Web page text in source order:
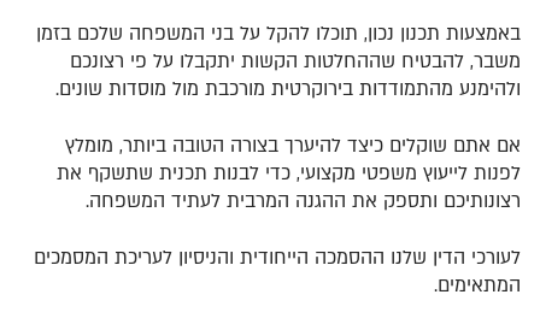
באמצעות תכנון נכון, תוכלו להקל על בני המשפחה שלכם בזמן
משבר, להבטיח שההחלטות הקשות יתקבלו על פי רצונכם
ולהימנע מהתמודדות בירוקרטית מורכבת מול מוסדות שונים.
אם אתם שוקלים כיצד להיערך בצורה הטובה ביותר, מומלץ
לפנות לייעוץ משפטי מקצועי, כדי לבנות תכנית שתשקף את
רצונותיכם ותספק את ההגנה המרבית לעתיד המשפחה.
לעורכי הדין שלנו ההסמכה הייחודית והניסיון לעריכת המסמכים
המתאימים.